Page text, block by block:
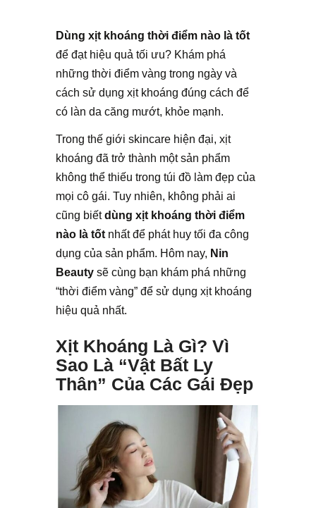
Dùng xịt khoáng thời điểm nào là tốt
để đạt hiệu quả tối ưu? Khám phá
những thời điểm vàng trong ngày và
cách sử dụng xịt khoáng đúng cách để
có làn da căng mướt, khỏe mạnh.
Trong thế giới skincare hiện đại, xịt
khoáng đã trở thành một sản phẩm
không thể thiếu trong túi đồ làm đẹp của
mọi cô gái. Tuy nhiên, không phải ai
cũng biếtdùng xịt khoáng thời điểm
nào là tốt nhất để phát huy tối đa công
dụng của sản phẩm. Hôm nay, Nin
Beauty sẽ cùng bạn khám phá những
“thời điểm vàng” để sử dụng xịt khoáng
hiệu quả nhất.
Xịt Khoáng Là Gì? Vì
Sao Là “Vật Bất Ly
Thân” Của Các Gái Đẹp